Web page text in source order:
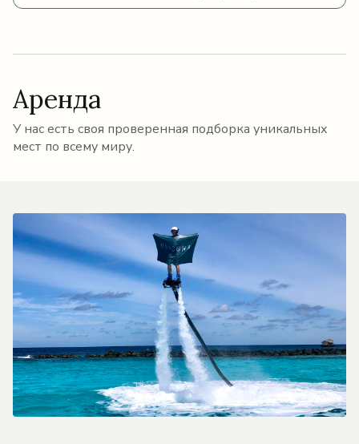
Аренда
У нас есть своя проверенная подборка уникальных
мест по всему миру.